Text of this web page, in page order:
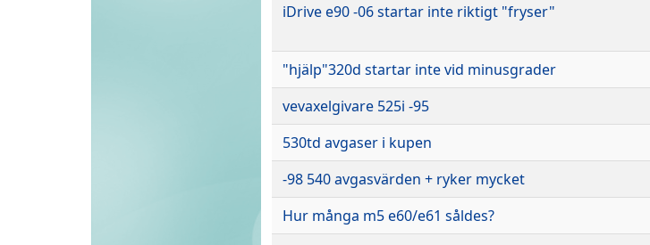
iDrive e90 -06 startar inte riktigt "fryser"
"hjälp"320d startar inte vid minusgrader
vevaxelgivare 525i -95
530td avgaser i kupen
-98 540 avgasvärden + ryker mycket
Hur många m5 e60/e61 såldes?